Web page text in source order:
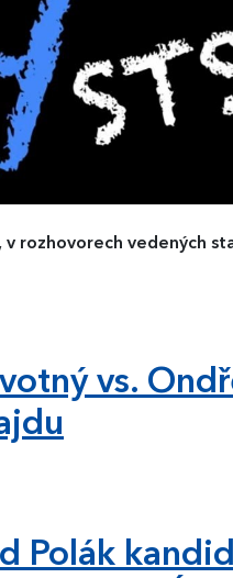
v rozhovorech vedených
vs.
Polák